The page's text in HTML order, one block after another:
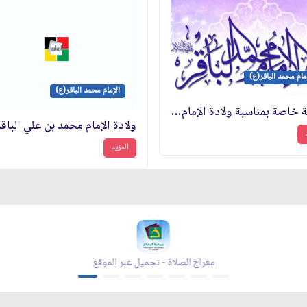
محمد الباقر(ع)
صفحة خاصة بمناسبة ولادة الإمام الباقر(ع)
الإمام محمد الباقر(ع)
ولادة الإمام محمد بن علي
المزيد
معراج الصلاة - تحميل عبر الموقع